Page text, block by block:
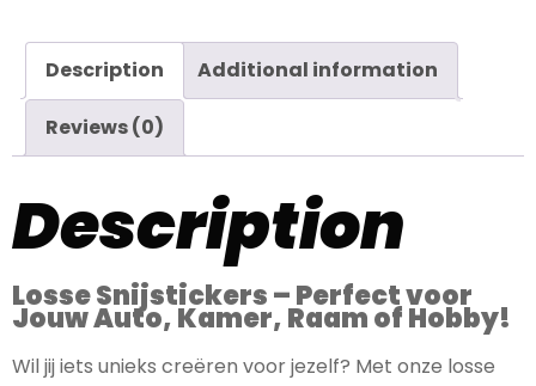
Description Additional information
Reviews (0)
Description
Losse Snijstickers – Perfect voor
Jouw Auto, Kamer, Raam of Hobby!
Wil jij iets unieks creëren voor jezelf? Met onze losse